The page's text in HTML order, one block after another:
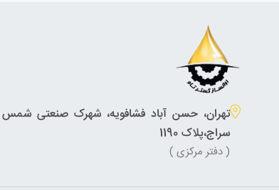
تهران، حسن آباد فشافویه، شهرک صنعتی شمس
سراج،پلاک 1190
( دفتر مرکزی )